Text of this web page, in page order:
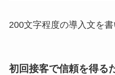
200文字程度の導入文を
初回接客で信頼を得る